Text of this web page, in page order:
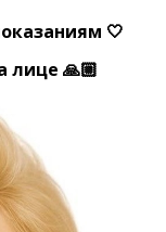
🤍⠀
лице 🙏🏼